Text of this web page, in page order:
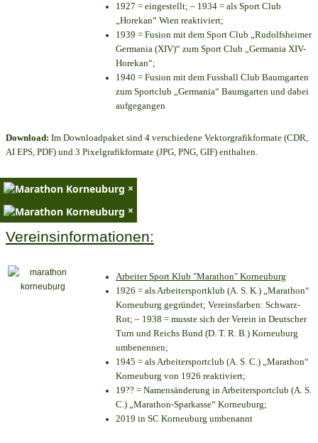
1927 = eingestellt; – 1934 = als Sport Club
„Horekan“ Wien reaktiviert;
1939 = Fusion mit dem Sport Club „Rudolfsheimer
Germania (XIV)“ zum Sport Club „Germania XIV-
Horekan“;
1940 = Fusion mit dem Fussball Club Baumgarten
zum Sportclub „Germania“ Baumgarten und dabei
aufgegangen
Download: Im Downloadpaket sind 4 verschiedene Vektorgrafikformate (CDR,
AI EPS, PDF) und 3 Pixelgrafikformate (JPG, PNG, GIF) enthalten.
×
×
Vereinsinformationen:
Arbeiter Sport Klub "Marathon" Korneuburg
1926 = als Arbeitersportklub (A. S. K.) „Marathon“
Korneuburg gegründet; Vereinsfarben: Schwarz-
Rot; – 1938 = musste sich der Verein in Deutscher
Turn und Reichs Bund (D. T. R. B.) Korneuburg
umbenennen;
1945 = als Arbeitersportclub (A. S. C.) „Marathon“
Korneuburg von 1926 reaktiviert;
19?? = Namensänderung in Arbeitersportclub (A. S.
C.) „Marathon-Sparkasse“ Korneuburg;
2019 in SC Korneuburg umbenannt